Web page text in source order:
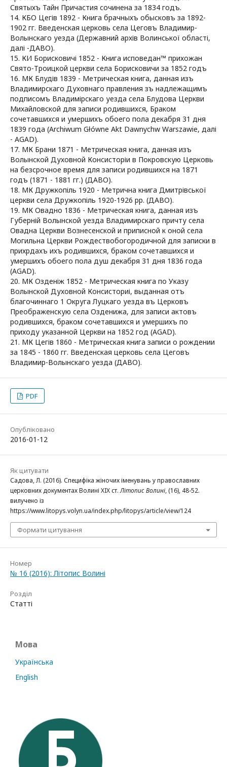
Святыхъ Тайн Причастия сочинена за 1834 годъ.
14. КБО Цегів 1892 - Книга брачныхъ обысковъ за 1892-
1902 гг. Введенская церковь села Цеговъ Владимир-
Волынскаго уезда (Державний архів Волинської області,
далі -ДАВО).
15. КИ Борисковичі 1852 - Книга исповедан™ прихожан
Свято-Троицкой церкви села Борисковичи за 1852 годъ
16. МК Блудів 1839 - Метрическая книга, данная изъ
Владимирскаго Духовнаго правления зъ надлежащимъ
подписомъ Владимірскаго уезда села Блудова Церкви
Михайловской для записи родившихся, Браком
сочетавшихся и умершихъ обоего пола декабря 31 дня
1839 года (Archiwum Główne Akt Dawnychw Warszawie, далі
- AGAD).
17. МК Брани 1871 - Метрическая книга, данная изъ
Волынской Духовной Консисторіи в Покровскую Церковь
на безсрочное время для записи родившихся на 1871
годъ (1871 - 1881 гг.) (ДАВО).
18. МК Дружкопіль 1920 - Метрична книга Дмитрівської
церкви села Дружкопіль 1920-1926 рр. (ДАВО).
19. МК Овадно 1836 - Метрическая книга, данная изъ
Губерній Волынской уезда Владимирскаго причту села
Овадна Церкви Вознесенской и приписной к оной села
Могильна Церкви Рождествобогородичной для записки в
прихрдахъ ихъ родившихся, браком сочетавшихся и
умершихъ обоего пола душ декабря 31 дня 1836 года
(AGAD).
20. МК Озденіж 1852 - Метрическая книга по Указу
Волынской Духовной Консисториі, выданная отъ
благочиннаго 1 Округа Луцкаго уезда въ Церковъ
Преображенскую села Озденижа, для записи актовъ
родившихся, браком сочетавшихся и умершихъ по
приходу указанной Церкви на 1852 год (AGAD).
21. МК Цегів 1860 - Метрическая книга записи о рождении
за 1845 - 1860 гг. Введенская церковь села Цеговъ
Владимир-Волынскаго уезда (ДАВО).
PDF
Опубліковано
2016-01-12
Як цитувати
Садова, Л. (2016). Специфіка жіночих іменувань у православних
церковних документах Волині XIX ст.Літопис Волині, (16), 48-52.
вилучено із
https://www.litopys.volyn.ua/index.php/litopys/article/view/124
Формати цитування
Номер
№ 16 (2016): Літопис Волині
Розділ
Статті
Мова
Українська
English